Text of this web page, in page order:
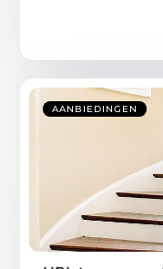
AANBIEDINGEN